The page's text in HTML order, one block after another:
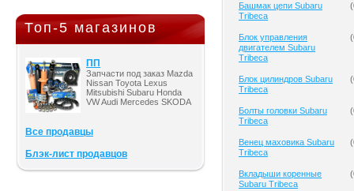
Топ-5 магазинов
ПП
Запчасти под заказ Mazda
Nissan Toyota Lexus
Mitsubishi Subaru Honda
VW Audi Mercedes SKODA
Все продавцы
Блэк-лист продавцов
Башмак цепи Subaru
Tribeca
(
Блок управления
двигателем Subaru
Tribeca
(
Блок цилиндров Subaru
Tribeca
(
Болты головки Subaru
Tribeca
(
Венец маховика Subaru
Tribeca
(
Вкладыши коренные
Subaru Tribeca
(